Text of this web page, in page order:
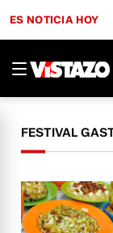
ES NOTICIA HOY
FESTIVAL